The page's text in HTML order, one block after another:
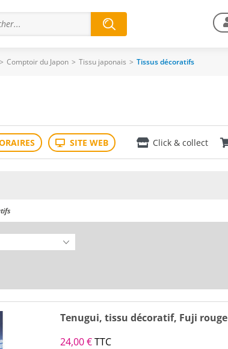
> Comptoir du Japon > Tissu japonais > Tissus décoratifs
Click & collect
Tenugui, tissu décoratif, Fuji
24,00 €TTC